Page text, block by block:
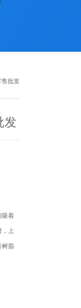
售批发
发
吸着
，上
树脂